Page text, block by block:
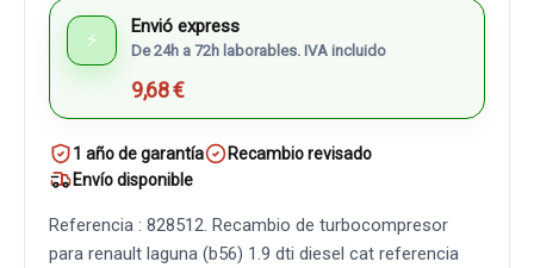
⚡
Envió express
De 24h a 72h laborables. IVA incluido
9,68 €
1 año de garantía
Recambio revisado
Envío disponible
Referencia : 828512. Recambio de turbocompresor
para renault laguna (b56) 1.9 dti diesel cat referencia